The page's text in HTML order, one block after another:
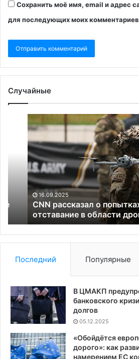
Сохранить моё имя, email и адрес
для последующих моих
Случайные
рассказал
попытках
сократить
отставание
области
16.09.2025
CNN рассказал о попытках
отставание в области дронов
Последний Популярные
В ЦМАКП
банковского
долгов
05.12.2025
«Обойдётся
дорого»: как
намерением ЕС